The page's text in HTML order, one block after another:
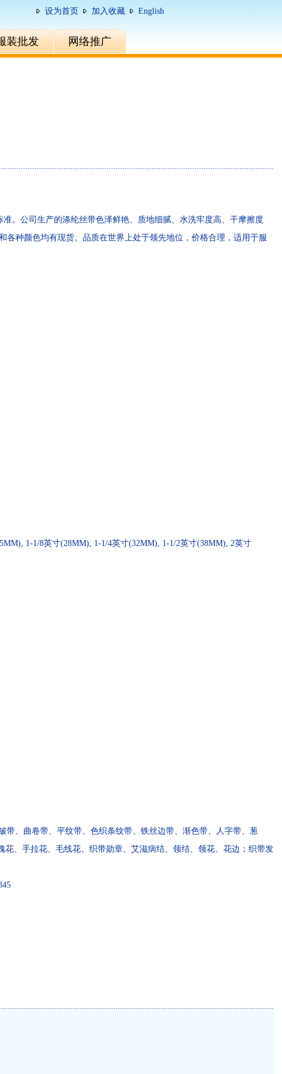
设为首页 加入收藏 English
装批发 网络推广
。公司生产的涤纶丝带色泽鲜艳、质地细腻、水洗牢度高、干摩擦度
各种颜色均有现货。品质在世界上处于领先地位，价格合理，适用于服
1-1/8英寸(28MM), 1-1/4英寸(32MM), 1-1/2英寸(38MM), 2英寸
、曲卷带、平纹带、色织条纹带、铁丝边带、渐色带、人字带、葱
、手拉花、毛线花、织带勋章、艾滋病结、领结、领花、花边；织带发